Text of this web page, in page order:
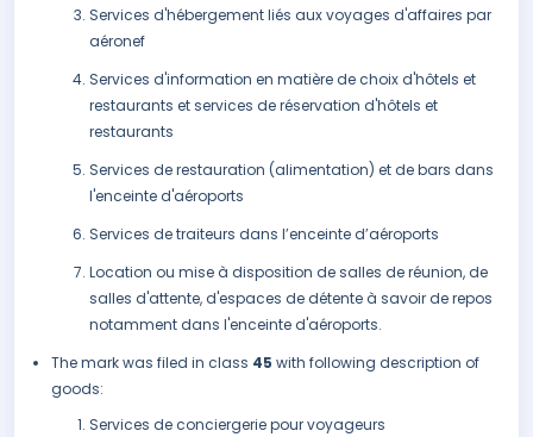
Services d'hébergement liés aux voyages d'affaires par
aéronef
Services d'information en matière de choix d'hôtels et
restaurants et services de réservation d'hôtels et
restaurants
Services de restauration (alimentation) et de bars dans
l'enceinte d'aéroports
Services de traiteurs dans l’enceinte d’aéroports
Location ou mise à disposition de salles de réunion, de
salles d'attente, d'espaces de détente à savoir de repos
notamment dans l'enceinte d'aéroports.
The mark was filed in class 45 with following description of
goods:
Services de conciergerie pour voyageurs